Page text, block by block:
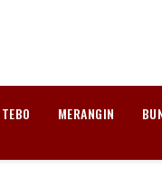
TEBO MERANGIN